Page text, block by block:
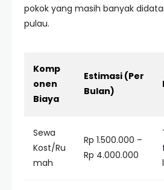
pokok yang masih banyak
pulau.
Komp
onen
Biaya
Estimasi (Per
Bulan)
Sewa
Kost/Ru
mah
Rp 1.500.000 –
Rp 4.000.000